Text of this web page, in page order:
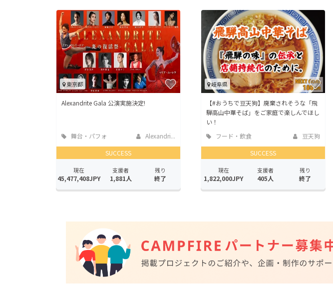
CAMPFIRE for Social Good
CAMPFIREふるさと納税
東京都
Alexandrite Gala 公演実施決定!
舞台・パフォ
ーマンス
Alexandri...
SUCCESS
現在
45,477,408JPY
支援者
1,881人
残り
終了
岐阜県
【#おうちで豆天狗】廃棄されそうな「飛
騨高山中華そば」をご家庭で楽しんでほし
い！
フード・飲食
店
豆天狗
SUCCESS
現在
1,822,000JPY
支援者
405人
残り
終了